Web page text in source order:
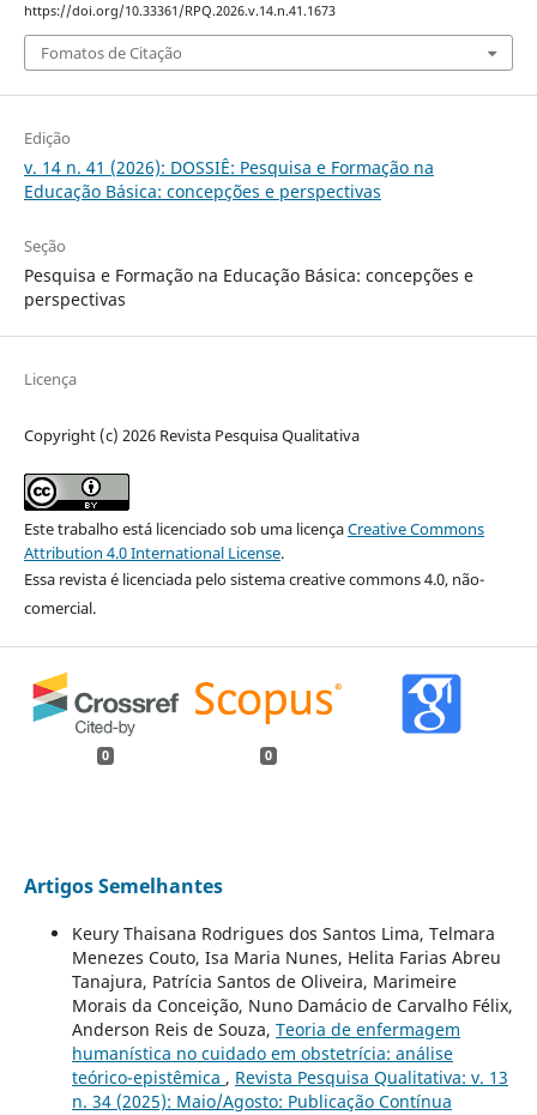
https://doi.org/10.33361/RPQ.2026.v.14.n.41.1673
Fomatos de Citação
Edição
v. 14 n. 41 (2026): DOSSIÊ: Pesquisa e Formação na
Educação Básica: concepções e perspectivas
Seção
Pesquisa e Formação na Educação Básica: concepções e
perspectivas
Licença
Copyright (c) 2026 Revista Pesquisa Qualitativa
Este trabalho está licenciado sob uma licençaCreative Commons
Attribution 4.0 International License.
Essa revista é licenciada pelo sistema creative commons 4.0, não-
comercial.
0 0
Artigos Semelhantes
Keury Thaisana Rodrigues dos Santos Lima, Telmara
Menezes Couto, Isa Maria Nunes, Helita Farias Abreu
Tanajura, Patrícia Santos de Oliveira, Marimeire
Morais da Conceição, Nuno Damácio de Carvalho Félix,
Anderson Reis de Souza, Teoria de enfermagem
humanística no cuidado em obstetrícia: análise
teórico-epistêmica , Revista Pesquisa Qualitativa: v. 13
n. 34 (2025): Maio/Agosto: Publicação Contínua